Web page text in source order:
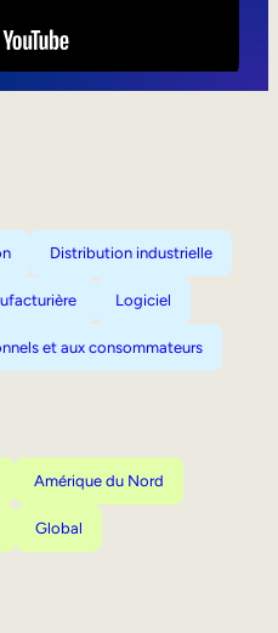
Distribution industrielle
Logiciel
et aux consommateurs
Amérique du Nord
Global